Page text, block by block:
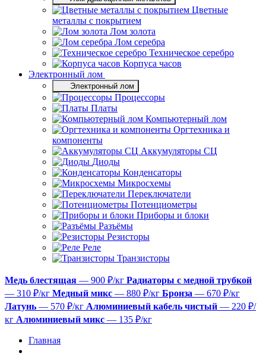
Цветные
металлы с покрытием
Лом золота
Лом серебра
Техническое серебро
Корпуса часов
Электронный лом
Электронный лом
Процессоры
Платы
Компьютерный лом
Оргтехника и
компоненты
Аккумуляторы СЦ
Диоды
Конденсаторы
Микросхемы
Переключатели
Потенциометры
Приборы и блоки
Разъёмы
Резисторы
Реле
Транзисторы
Медь блестящая — 900 ₽/кг Радиаторы с медной трубкой
— 310 ₽/кг Медный микс — 880 ₽/кг Бронза — 670 ₽/кг
Латунь — 570 ₽/кг Алюминиевый кабель чистый — 220 ₽/
кг Алюминиевый микс — 135 ₽/кг
Главная